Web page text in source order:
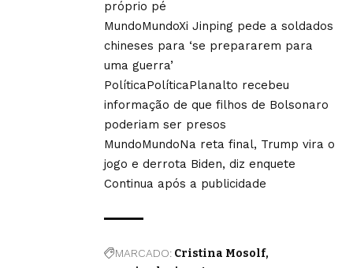
próprio pé
MundoMundoXi Jinping pede a soldados
chineses para ‘se prepararem para
uma guerra’
PolíticaPolíticaPlanalto recebeu
informação de que filhos de Bolsonaro
poderiam ser presos
MundoMundoNa reta final, Trump vira o
jogo e derrota Biden, diz enquete
Continua após a publicidade
MARCADO: Cristina Mosolf